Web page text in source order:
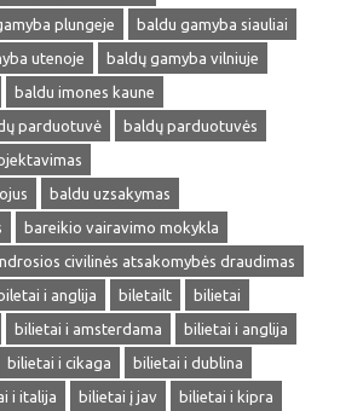
plungeje
baldu gamyba siauliai
utenoje
baldų gamyba vilniuje
baldu imones kaune
parduotuvė
baldų parduotuvės
baldu uzsakymas
bareikio vairavimo mokykla
civilinės atsakomybės draudimas
biletai i anglija biletailt
bilietai
bilietai i amsterdama
bilietai i anglija
bilietai i cikaga
bilietai i dublina
i italija bilietai į jav
bilietai i kipra